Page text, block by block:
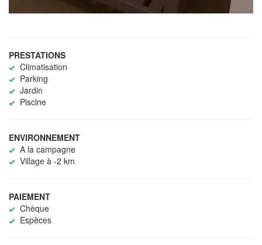
PRESTATIONS
Climatisation
Parking
Jardin
Piscine
ENVIRONNEMENT
A la campagne
Village à -2 km
PAIEMENT
Chèque
Espèces